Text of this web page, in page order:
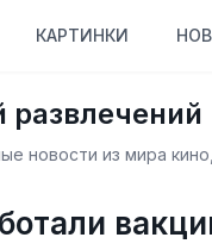
КАРТИНКИ
развлечений
новости из мира